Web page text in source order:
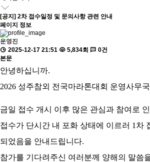
[공지] 2차 접수일정 및 문의사항 관련 안내
페이지 정보
운영진
2025-12-17 21:51
5,834회
0건
본문
안녕하십니까.
2026 성주참외 전국마라톤대회 운영사무
금일 접수 개시 이후 많은 관심과 참여로
접수가 단시간 내 포화 상태에 이르러 1차
되었음을 안내드립니다.
참가를 기다려주신 여러분께 양해의 말씀